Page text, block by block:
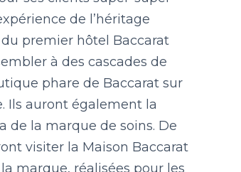
de l’héritage
premier hôtel Baccarat
à des cascades de
phare de Baccarat sur
Ils auront également la
de la marque de soins. De
visiter la Maison Baccarat
marque, réalisées pour les